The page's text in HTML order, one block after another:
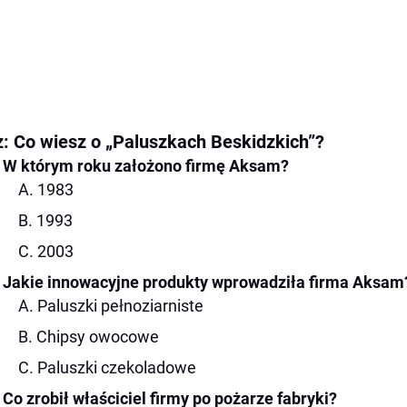
Co wiesz o „Paluszkach Beskidzkich”?
W którym roku założono firmę Aksam?
A. 1983
B. 1993
C. 2003
Jakie innowacyjne produkty wprowadziła firma
A. Paluszki pełnoziarniste
B. Chipsy owocowe
C. Paluszki czekoladowe
Co zrobił właściciel firmy po pożarze fabryki?